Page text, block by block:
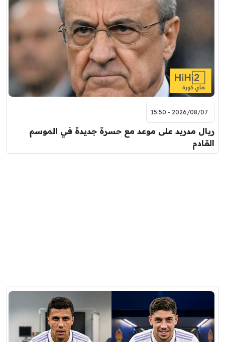
2026/08/07 - 15:50
ريال مدريد على موعد مع حسرة جديدة في الموسم
القادم